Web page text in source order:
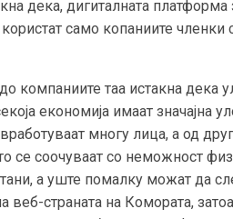
дека, дигиталната
само копаниите
компаниите таа истакна дека
економија имаат значајна
многу лица, а од
се соочуваат со неможност
а уште помалку можат да
веб-страната на Комората,